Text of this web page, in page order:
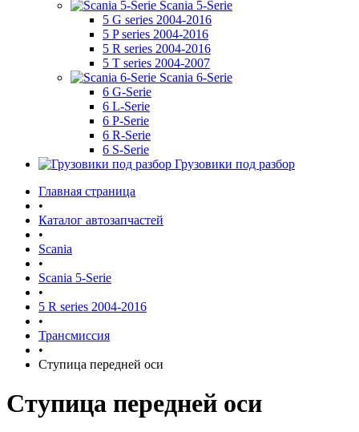
Scania 5-Serie
5 G series 2004-2016
5 P series 2004-2016
5 R series 2004-2016
5 T series 2004-2007
Scania 6-Serie
6 G-Serie
6 L-Serie
6 P-Serie
6 R-Serie
6 S-Serie
Грузовики под разбор
Главная страница
•
Каталог автозапчастей
•
Scania
•
Scania 5-Serie
•
5 R series 2004-2016
•
Трансмиссия
•
Ступица передней оси
Ступица передней оси